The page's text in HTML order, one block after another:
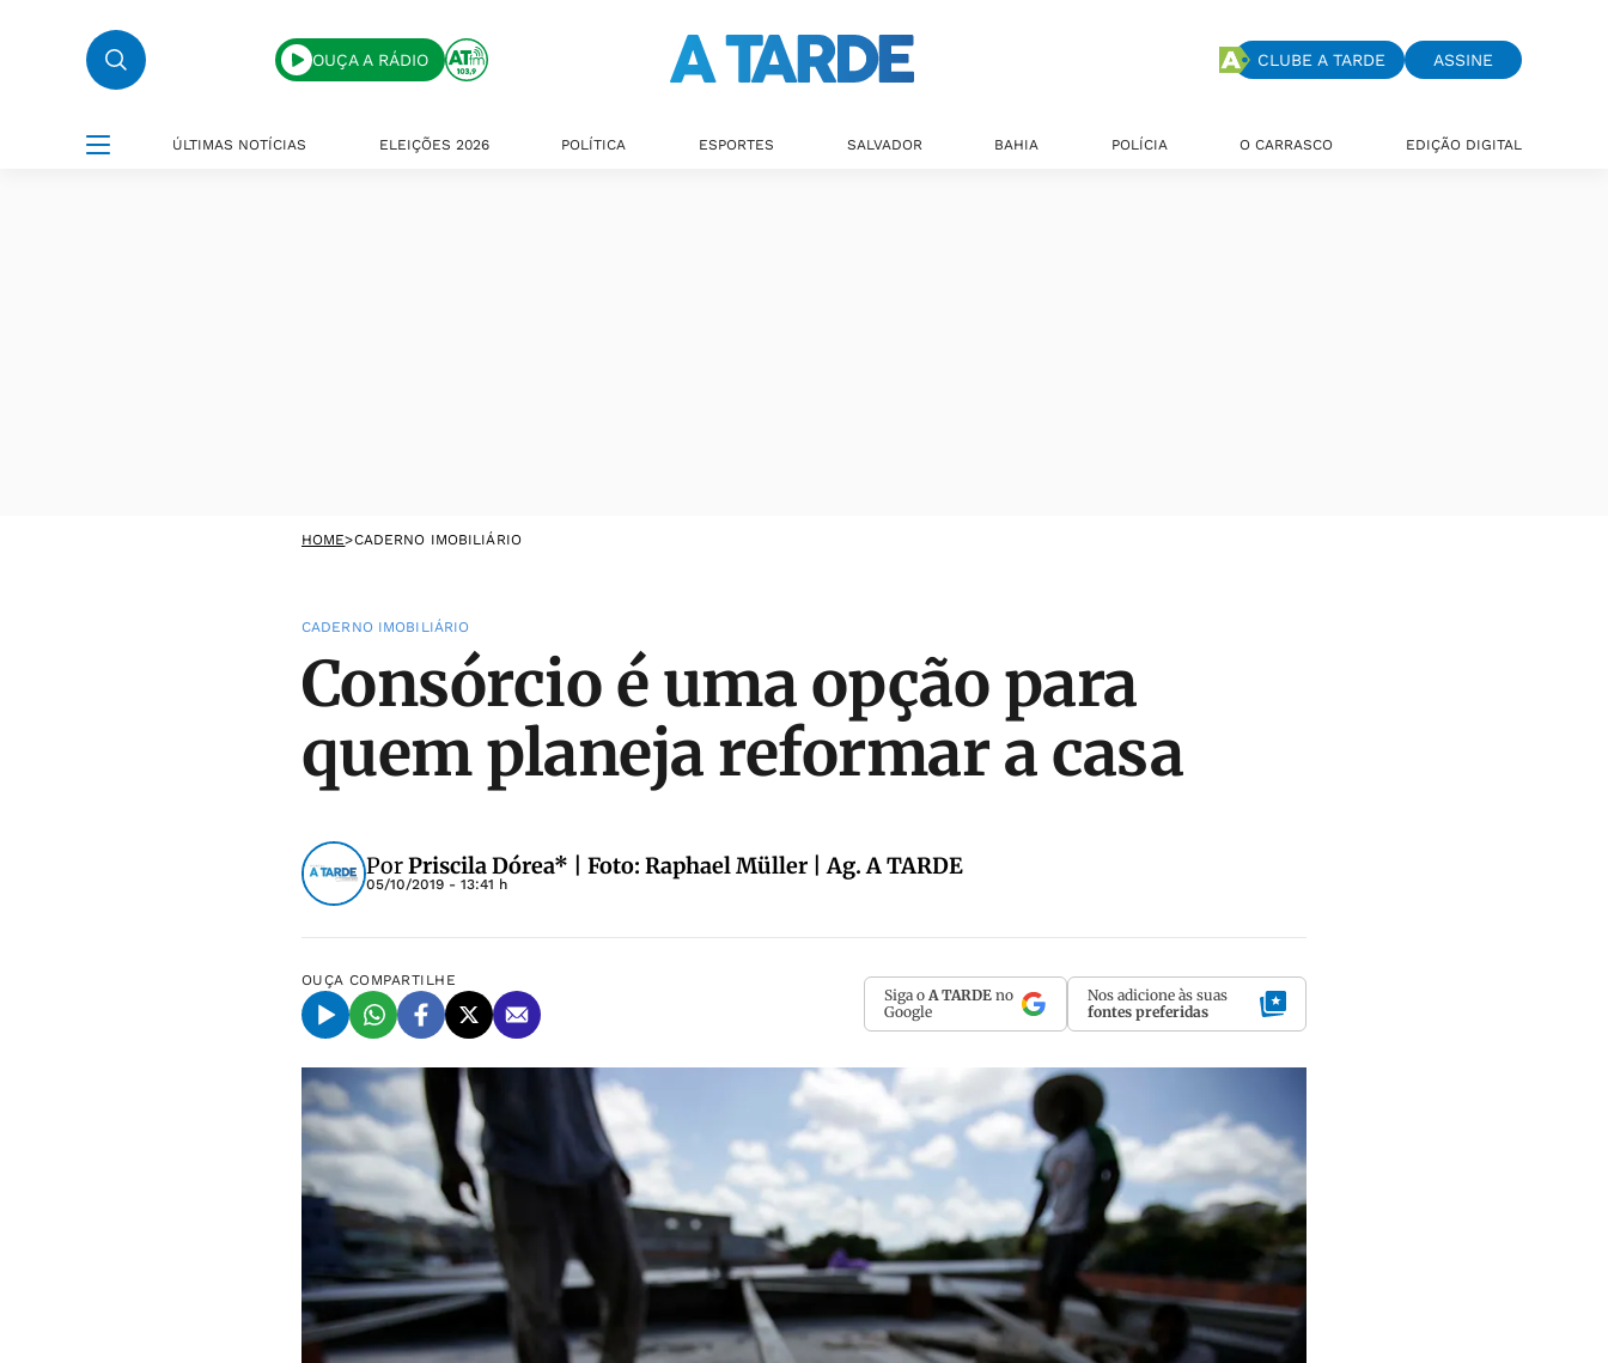
OUÇA A RÁDIO CLUBE A TARDE ASSINE
ÚLTIMAS NOTÍCIAS ELEIÇÕES 2026 POLÍTICA ESPORTES SALVADOR BAHIA POLÍCIA O CARRASCO EDIÇÃO DIGITAL
HOME>CADERNO IMOBILIÁRIO
CADERNO IMOBILIÁRIO
Consórcio é uma opção para
quem planeja reformar a casa
PorPriscila Dórea* | Foto: Raphael Müller | Ag. A TARDE
05/10/2019 - 13:41 h
OUÇA COMPARTILHE
Siga o A TARDE no
Google
Nos adicione às suas
fontes preferidas